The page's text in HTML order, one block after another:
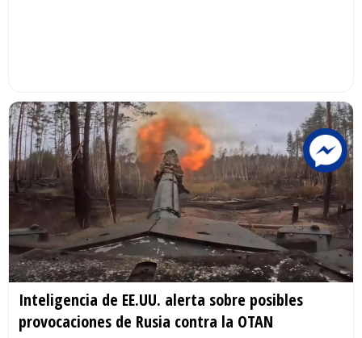
Inteligencia de EE.UU. alerta sobre posibles
provocaciones de Rusia contra la OTAN